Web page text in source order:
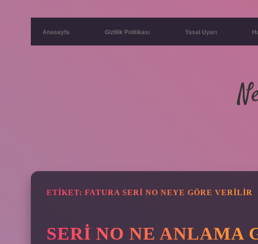
Anasayfa Gizlilik Politikası Yasal Uyarı
ETIKET: FATURA SERI NO NEYE GÖRE VERILIR
SERI NO NE ANLAMA